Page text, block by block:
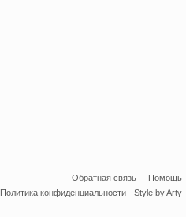
Обратная связь
Помощь
Политика конфиденциальности
Style by Arty